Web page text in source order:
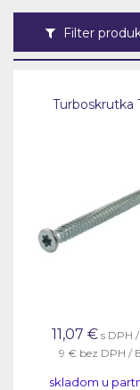
Filter
Turboskrutka
11,07 € s DPH
9 € bez DPH /
skladom u